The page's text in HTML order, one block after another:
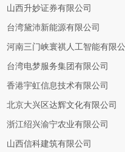
山西升妙证券有限公司
台湾黛沛新能源有限公司
河南三门峡寰祺人工智能有限公
台湾电梦服务集团有限公司
香港宇虹信息技术有限公司
北京大兴区达辉文化有限公司
浙江绍兴渝宁农业有限公司
山西信科建筑有限公司